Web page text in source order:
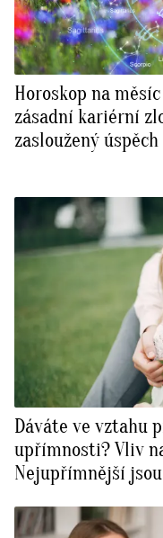
Horoskop na
zásadní kariérní
zasloužený úspěch
Dáváte ve vztahu
upřímnosti? Vliv
Nejupřímnější